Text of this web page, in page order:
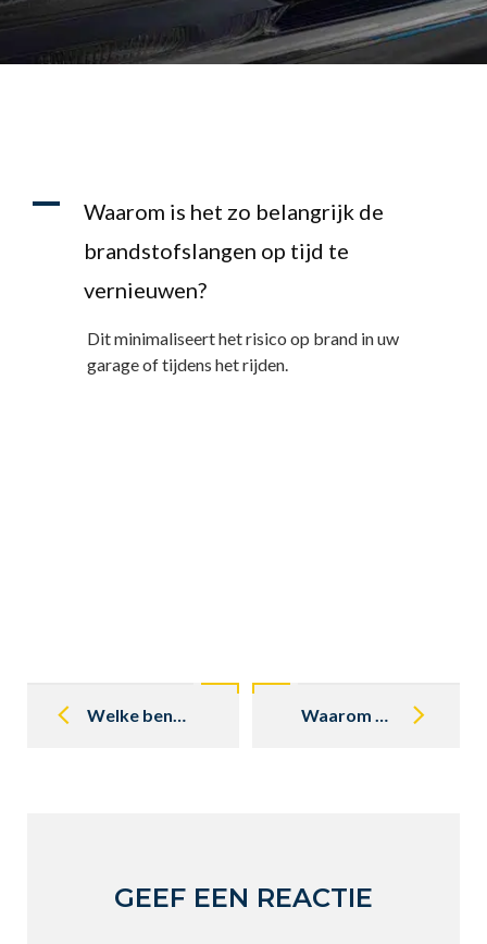
A
Waarom is het zo belangrijk de
brandstofslangen op tijd te
vernieuwen?
Dit minimaliseert het risico op brand in uw
garage of tijdens het rijden.
navigation
Welke benzine gebruiken in oldtimer als u weinig rijdt of tijdens winterstalling? Waarom mag ik mijn Mercedes oldtimer niet met een booster starten?
GEEF EEN REACTIE